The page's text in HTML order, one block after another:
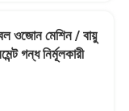
ওজোন মেশিন / বায়ু
গন্ধ নির্মূলকারী